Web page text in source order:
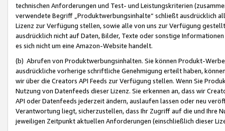
technischen Anforderungen und Test- und Leistungskriterien
verwendete Begriff „Produktwerbungsinhalte“ schließt ausdrücklich
Lizenz zur Verfügung stellen, sowie alle von uns zur Verfügung
ausdrücklich nicht auf Daten, Bilder, Texte oder sonstige
es sich nicht um eine Amazon-Website handelt.
(b) Abrufen von Produktwerbungsinhalten. Sie können Produkt-
ausdrückliche vorherige schriftliche Genehmigung erteilt haben,
wir über die Creators API Feeds zur Verfügung stellen. Wenn Sie
Nutzung von Datenfeeds dieser Lizenz. Sie erkennen an, dass wir
API oder Datenfeeds jederzeit ändern, auslaufen lassen oder neu
Verantwortung liegt, sicherzustellen, dass Ihr Zugriff auf die und Ihre
jeweiligen Zeitpunkt aktuellen Anforderungen (einschließlich dieser